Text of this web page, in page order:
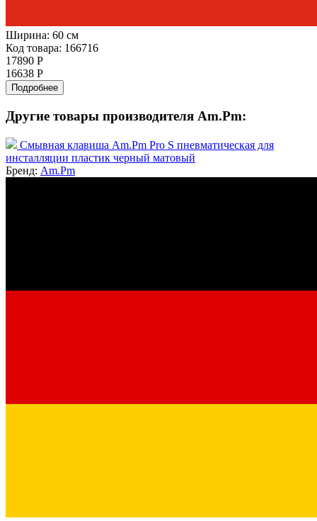
Ширина: 60 см
Код товара: 166716
17890 Р
16638 Р
Подробнее
Другие товары производителя Am.Pm:
Смывная клавиша Am.Pm Pro S пневматическая для
инсталляции пластик черный матовый
Бренд: Am.Pm